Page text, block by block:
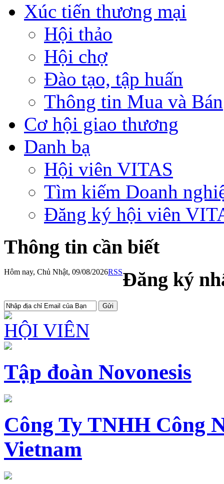
Xúc tiến thương mại
Hội thảo
Hội chợ
Đào tạo, tập huấn
Thông tin Mua và Bán
Cơ hội giao thương
Danh bạ
Hội viên VITAS
Tìm kiếm Doanh
Đăng ký hội viên
Thông tin cần biết
Hôm nay, Chủ Nhật, 09/08/2026RSSĐăng ký
HỘI VIÊN
Tập đoàn Novonesis
Công Ty TNHH Công
Vietnam